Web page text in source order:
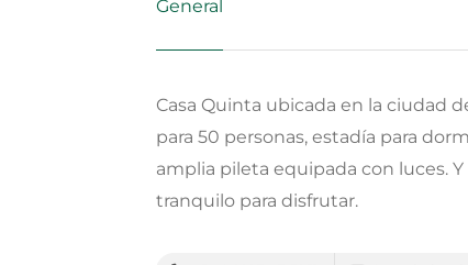
General
Casa Quinta ubicada en la ciudad
para 50 personas, estadía para
amplia pileta equipada con luces.
tranquilo para disfrutar.